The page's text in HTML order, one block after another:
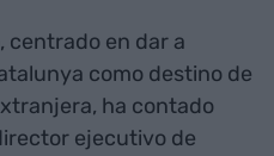
centrado en dar a
como destino de
ha contado
ejecutivo de